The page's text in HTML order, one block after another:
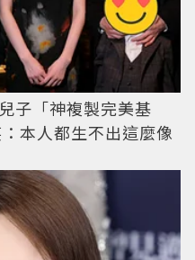
子「神複製完美基
本人都生不出這麼像